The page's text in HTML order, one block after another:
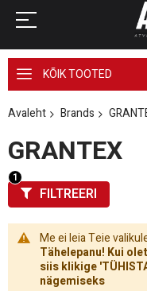
KÕIK TOOTED
Avaleht Brands
GRANTEX
Me ei leia Teie
Tähelepanu! Kui
siis klikige
nägemiseks
FILTREERI